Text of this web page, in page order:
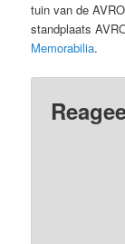
tuin van de
standplaats
Memorabilia.